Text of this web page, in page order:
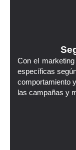
Con el
específicas
comportamiento
las campañas y